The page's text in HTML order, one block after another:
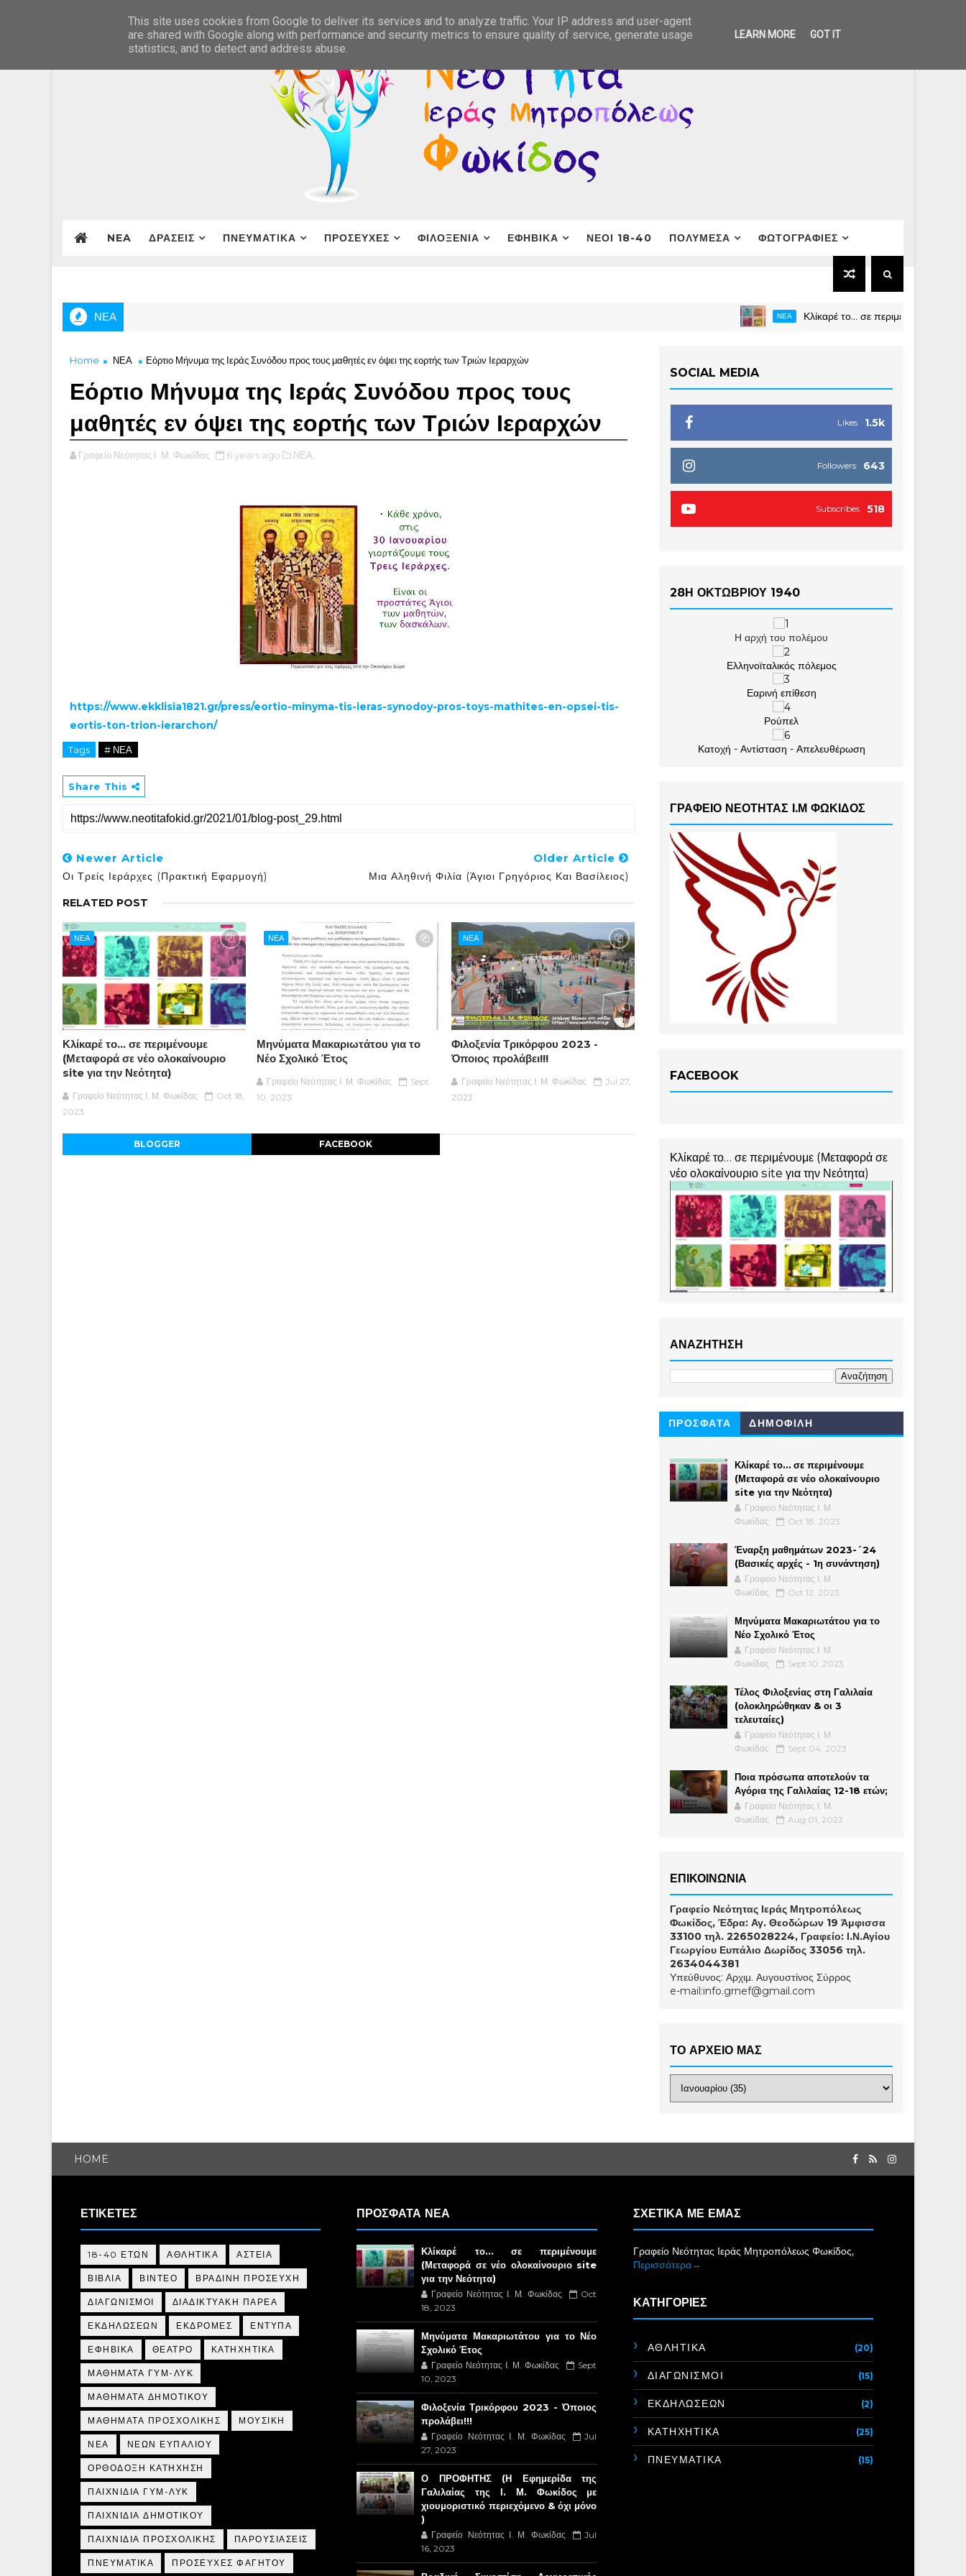
NEA ΔΡΑΣΕΙΣ ΠΝΕΥΜΑΤΙΚΑ ΠΡΟΣΕΥΧΕΣ ΦΙΛΟΞΕΝΙΑ ΕΦΗΒΙΚΑ ΝΕΟΙ 18-40 ΠΟΛΥΜΕΣΑ ΦΩΤΟΓΡΑΦΙΕΣ
ΝΕΑ ΝΕΑ Κλίκαρέ το… σε περιμένουμε (Μεταφορά
Home ΝΕΑ Εόρτιο Μήνυμα της Ιεράς Συνόδου προς τους μαθητές εν όψει της εορτής των Τριών Ιεραρχών
Εόρτιο Μήνυμα της Ιεράς Συνόδου προς τους
μαθητές εν όψει της εορτής των Τριών Ιεραρχών
Γραφείο Νεότητας Ι. Μ. Φωκίδας 6 years ago ΝΕΑ,
https://www.ekklisia1821.gr/press/eortio-minyma-tis-ieras-synodoy-pros-toys-mathites-en-opsei-tis-
eortis-ton-trion-ierarchon/
Tags # ΝΕΑ
Share This
Newer Article
Οι Τρείς Ιεράρχες (Πρακτική Εφαρμογή)
Older Article
Μια Αληθινή Φιλία (Άγιοι Γρηγόριος Και Βασίλειος)
RELATED POST
ΝΕΑ
Κλίκαρέ το… σε περιμένουμε
(Μεταφορά σε νέο ολοκαίνουριο
site για την Νεότητα)
Γραφείο Νεότητας Ι. Μ. Φωκίδας
Oct 18,
2023
ΝΕΑ
Μηνύματα Μακαριωτάτου για το
Νέο Σχολικό Έτος
Γραφείο Νεότητας Ι. Μ. Φωκίδας
Sept
10, 2023
ΝΕΑ
Φιλοξενία Τρικόρφου 2023 -
Όποιος προλάβει!!!
Γραφείο Νεότητας Ι. Μ. Φωκίδας
Jul 27,
2023
BLOGGER FACEBOOK
SOCIAL MEDIA
1.5k
Likes
643
Followers
518
Subscribes
28Η ΟΚΤΩΒΡΙΟΥ 1940
Η αρχή του πολέμου
Ελληνοϊταλικός πόλεμος
Εαρινή επίθεση
Ρούπελ
Κατοχή - Αντίσταση - Απελευθέρωση
ΓΡΑΦΕΙΟ ΝΕΟΤΗΤΑΣ Ι.Μ ΦΩΚΙΔΟΣ
FACEBOOK
Κλίκαρέ το… σε περιμένουμε (Μεταφορά σε
νέο ολοκαίνουριο site για την Νεότητα)
ΑΝΑΖΗΤΗΣΗ
ΠΡΟΣΦΑΤΑ ΔΗΜΟΦΙΛΗ
Κλίκαρέ το… σε περιμένουμε
(Μεταφορά σε νέο ολοκαίνουριο
site για την Νεότητα)
Γραφείο Νεότητας Ι. Μ.
Φωκίδας
Oct 18, 2023
Έναρξη μαθημάτων 2023-´24
(Βασικές αρχές - 1η συνάντηση)
Γραφείο Νεότητας Ι. Μ.
Φωκίδας
Oct 12, 2023
Μηνύματα Μακαριωτάτου για το
Νέο Σχολικό Έτος
Γραφείο Νεότητας Ι. Μ.
Φωκίδας
Sept 10, 2023
Τέλος Φιλοξενίας στη Γαλιλαία
(ολοκληρώθηκαν & οι 3
τελευταίες)
Γραφείο Νεότητας Ι. Μ.
Φωκίδας
Sept 04, 2023
Ποια πρόσωπα αποτελούν τα
Αγόρια της Γαλιλαίας 12-18 ετών;
Γραφείο Νεότητας Ι. Μ.
Φωκίδας
Aug 01, 2023
ΕΠΙΚΟΙΝΩΝΙΑ
Γραφείο Νεότητας Ιεράς Μητροπόλεως
Φωκίδος, Έδρα: Αγ. Θεοδώρων 19 Άμφισσα
33100 τηλ. 2265028224, Γραφείο: Ι.Ν.Αγίου
Γεωργίου Ευπάλιο Δωρίδος 33056 τηλ.
2634044381
Υπεύθυνος: Αρχιμ. Αυγουστίνος Σύρρος
e-mail:info.grnef@gmail.com
ΤΟ ΑΡΧΕΙΟ ΜΑΣ
HOME
ΕΤΙΚΕΤΕΣ
18-40 ΕΤΩΝ ΑΘΛΗΤΙΚΑ ΑΣΤΕΙΑ
ΒΙΒΛΙΑ ΒΙΝΤΕΟ ΒΡΑΔΙΝΗ ΠΡΟΣΕΥΧΗ
ΔΙΑΓΩΝΙΣΜΟΙ ΔΙΑΔΙΚΤΥΑΚΗ ΠΑΡΕΑ
ΕΚΔΗΛΩΣΕΩΝ ΕΚΔΡΟΜΕΣ ΕΝΤΥΠΑ
ΕΦΗΒΙΚΑ ΘΕΑΤΡΟ ΚΑΤΗΧΗΤΙΚΑ
ΜΑΘΗΜΑΤΑ ΓΥΜ-ΛΥΚ
ΜΑΘΗΜΑΤΑ ΔΗΜΟΤΙΚΟΥ
ΜΑΘΗΜΑΤΑ ΠΡΟΣΧΟΛΙΚΗΣ ΜΟΥΣΙΚΗ
ΝΕΑ ΝΕΩΝ ΕΥΠΑΛΙΟΥ
ΟΡΘΟΔΟΞΗ ΚΑΤΗΧΗΣΗ
ΠΑΙΧΝΙΔΙΑ ΓΥΜ-ΛΥΚ
ΠΑΙΧΝΙΔΙΑ ΔΗΜΟΤΙΚΟΥ
ΠΑΙΧΝΙΔΙΑ ΠΡΟΣΧΟΛΙΚΗΣ ΠΑΡΟΥΣΙΑΣΕΙΣ
ΠΝΕΥΜΑΤΙΚΑ ΠΡΟΣΕΥΧΕΣ ΦΑΓΗΤΟΥ
ΠΡΟΣΦΑΤΑ ΝΕΑ
Κλίκαρέ το… σε περιμένουμε
(Μεταφορά σε νέο ολοκαίνουριο site
για την Νεότητα)
Γραφείο Νεότητας Ι. Μ. Φωκίδας
Oct
18, 2023
Μηνύματα Μακαριωτάτου για το Νέο
Σχολικό Έτος
Γραφείο Νεότητας Ι. Μ. Φωκίδας
Sept
10, 2023
Φιλοξενία Τρικόρφου 2023 - Όποιος
προλάβει!!!
Γραφείο Νεότητας Ι. Μ. Φωκίδας
Jul
27, 2023
Ο ΠΡΟΦΗΤΗΣ (Η Εφημερίδα της
Γαλιλαίας της Ι. Μ. Φωκίδος με
χιουμοριστικό περιεχόμενο & όχι μόνο
)
Γραφείο Νεότητας Ι. Μ. Φωκίδας
Jul
16, 2023
ΣΧΕΤΙΚΑ ΜΕ ΕΜΑΣ
Γραφείο Νεότητας Ιεράς Μητροπόλεως Φωκίδος,
Περισσότερα→
ΚΑΤΗΓΟΡΙΕΣ
ΑΘΛΗΤΙΚΑ (20)
ΔΙΑΓΩΝΙΣΜΟΙ (15)
ΕΚΔΗΛΩΣΕΩΝ (2)
ΚΑΤΗΧΗΤΙΚΑ (25)
ΠΝΕΥΜΑΤΙΚΑ (15)
This site uses cookies from Google to deliver its services and to analyze traffic. Your IP address and user-agent
are shared with Google along with performance and security metrics to ensure quality of service, generate usage
statistics, and to detect and address abuse.
LEARN MORE GOT IT